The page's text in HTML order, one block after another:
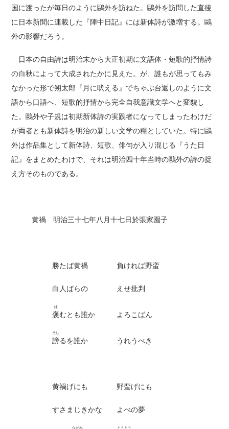
国に渡ったが毎日のように鷗外を訪ねた。鷗外を訪問した直後
に日本新聞に連載した『陣中日記』には新体詩が激増する。鷗
外の影響だろう。
日本の自由詩は明治末から大正初期に文語体・短歌的抒情詩
の白秋によって大成されたかに見えた。が、誰もが思ってもみ
なかった形で朔太郎『月に吠える』でちゃぶ台返しのように文
語から口語へ、短歌的抒情から完全自我意識文学へと変貌し
た。鷗外や子規は初期新体詩の実践者になってしまったわけだ
が両者とも新体詩を明治の新しい文学の糧としていた。特に鷗
外は作品集として新体詩、短歌、俳句が入り混じる『うた日
記』をまとめたわけで、それは明治四十年当時の鷗外の詩の捉
え方そのものである。
黄禍 明治三十七年八月十七日於張家園子
勝たば黄禍 負ければ野蛮
白人ばらの えせ批判
褒
ほ
むとも誰か よろこばん
謗
そし
るを誰か うれうべき
黄禍げにも 野蛮げにも
すさまじきかな よべの夢
ながれ とうとう